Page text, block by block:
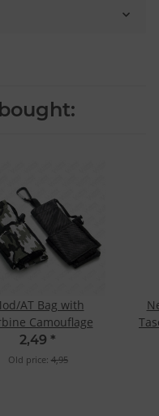
AT Bag with
Camouflage
2,49 *
Old price: 4,95